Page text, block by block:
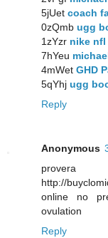
5jUet coach
0zQmb ugg
1zYzr nike nfl
7hYeu
4mWet GHD
5qYhj ugg
Reply
Anonymous
http://
online no
ovulation
Reply